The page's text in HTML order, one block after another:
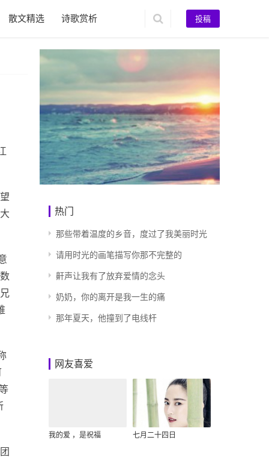
散文精选 诗歌赏析 投稿
热门
那些带着温度的乡音，度过了我美丽时光
请用时光的画笔描写你那不完整的
鼾声让我有了放弃爱情的念头
奶奶，你的离开是我一生的痛
那年夏天，他撞到了电线杆
网友喜爱
我的爱 ，是祝福 七月二十四日